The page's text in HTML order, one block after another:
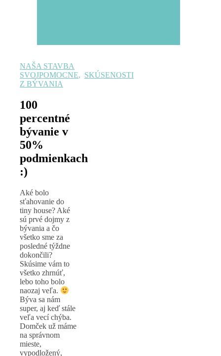
NAŠA STAVBA
SVOJPOMOCNE, SKÚSENOSTI
Z BÝVANIA
100
percentné
bývanie v
50%
podmienkach
:)
Aké bolo
sťahovanie do
tiny house? Aké
sú prvé dojmy z
bývania a čo
všetko sme za
posledné týždne
dokončili?
Skúsime vám to
všetko zhrnúť,
lebo toho bolo
naozaj veľa.
Býva sa nám
super, aj keď stále
veľa vecí chýba.
Domček už máme
na správnom
mieste,
vypodložený,